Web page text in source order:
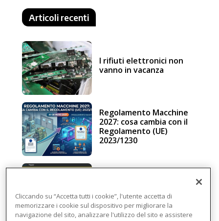
Articoli recenti
I rifiuti elettronici non
vanno in vacanza
Regolamento Macchine
2027: cosa cambia con il
Regolamento (UE)
2023/1230
intelligenza in cloud
Cliccando su “Accetta tutti i cookie”, l'utente accetta di
memorizzare i cookie sul dispositivo per migliorare la
navigazione del sito, analizzare l'utilizzo del sito e assistere